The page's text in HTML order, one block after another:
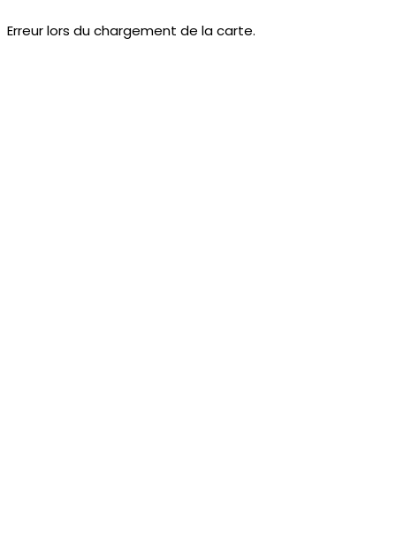
Erreur lors du chargement de la carte.